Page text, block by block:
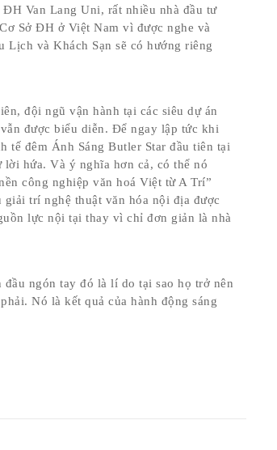
Van Lang Uni, rất nhiều nhà đầu tư
Sở ĐH ở Việt Nam vì được nghe và
Lịch và Khách Sạn sẽ có hướng riêng
đội ngũ vận hành tại các siêu dự án
được biểu diễn. Để ngay lập tức khi
tế đêm Ánh Sáng Butler Star đầu tiên tại
hứa. Và ý nghĩa hơn cả, có thể nó
công nghiệp văn hoá Việt từ A Trí”
trí nghệ thuật văn hóa nội địa được
lực nội tại thay vì chỉ đơn giản là nhà
ngón tay đó là lí do tại sao họ trở nên
Nó là kết quả của hành động sáng